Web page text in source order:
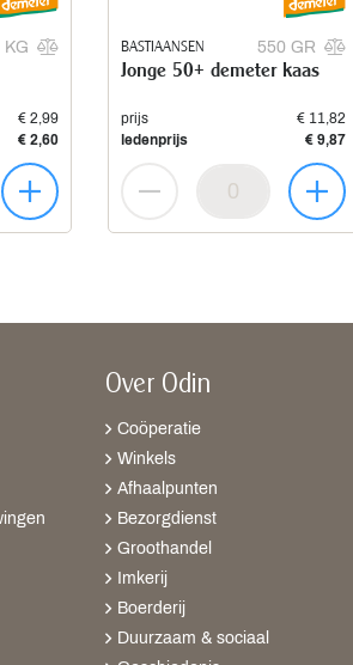
KG
€ 2,99
€ 2,60
BASTIAANSEN 550 GR
Jonge 50+ demeter kaas
prijs
€ 11,82
ledenprijs
€ 9,87
Over Odin
Coöperatie
Winkels
Afhaalpunten
Bezorgdienst
Groothandel
Imkerij
Boerderij
Duurzaam & sociaal